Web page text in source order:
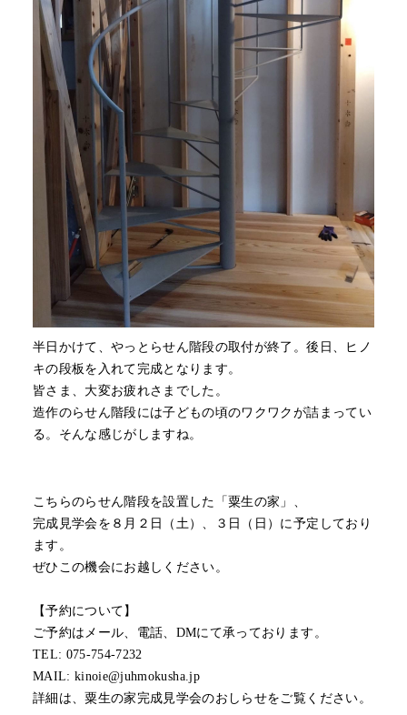
半日かけて、やっとらせん階段の取付が終了。後日、ヒノ
キの段板を入れて完成となります。
皆さま、大変お疲れさまでした。
造作のらせん階段には子どもの頃のワクワクが詰まってい
る。そんな感じがしますね。
こちらのらせん階段を設置した「粟生の家」、
完成見学会を８月２日（土）、３日（日）に予定しており
ます。
ぜひこの機会にお越しください。
【予約について】
ご予約はメール、電話、DMにて承っております。
TEL: 075-754-7232
MAIL: kinoie@juhmokusha.jp
詳細は、粟生の家完成見学会のおしらせをご覧ください。